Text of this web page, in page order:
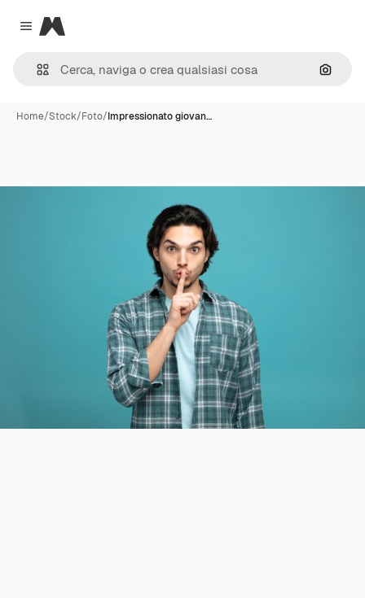
Close menu
Magnific
Cerca
Home/Stock/Foto/Impressionato giovan…